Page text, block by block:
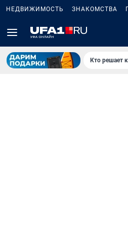
НЕДВИЖИМОСТЬ ЗНАКОМСТВА
Кто решает